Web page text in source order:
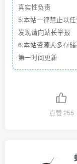
真实性负责
5:本站一律禁止以
发现请向站长举报
6:本站资源大多存
第一时间更新
点赞255